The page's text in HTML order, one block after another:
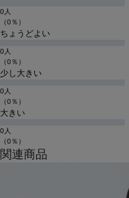
0人
（0％）
ちょうどよい
0人
（0％）
少し大きい
0人
（0％）
大きい
0人
（0％）
関連商品